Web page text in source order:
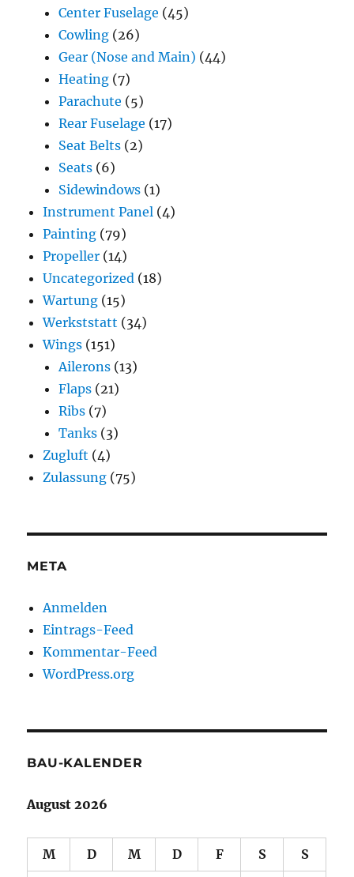
Center Fuselage (45)
Cowling (26)
Gear (Nose and Main) (44)
Heating (7)
Parachute (5)
Rear Fuselage (17)
Seat Belts (2)
Seats (6)
Sidewindows (1)
Instrument Panel (4)
Painting (79)
Propeller (14)
Uncategorized (18)
Wartung (15)
Werkststatt (34)
Wings (151)
Ailerons (13)
Flaps (21)
Ribs (7)
Tanks (3)
Zugluft (4)
Zulassung (75)
META
Anmelden
Eintrags-Feed
Kommentar-Feed
WordPress.org
BAU-KALENDER
August 2026
M D M D F S S